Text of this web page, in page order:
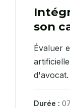
son
Évaluer
d'avocat.
Durée :